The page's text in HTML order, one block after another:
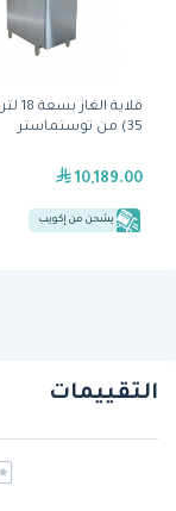
35) من توستماستر
10,189.00
يشحن من إكويب
التقييمات